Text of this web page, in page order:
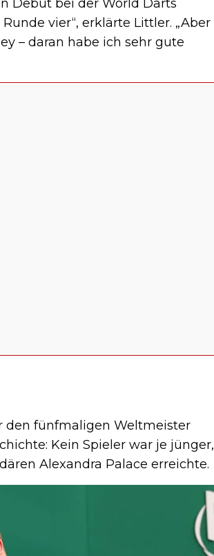
Debüt bei der World Darts
vier“, erklärte Littler. „Aber
– daran habe ich sehr gute
den fünfmaligen Weltmeister
Kein Spieler war je jünger,
Alexandra Palace erreichte.